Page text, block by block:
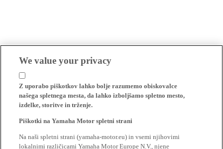
We value your privacy
Z uporabo piškotkov lahko bolje razumemo obiskovalce
našega spletnega mesta, da lahko izboljšamo spletno mesto,
izdelke, storitve in trženje.
Piškotki na Yamaha Motor spletni strani
Na naši spletni strani (yamaha-motor.eu) in vsemi njihovimi
lokalnimi različicami Yamaha Motor Europe N.V., njene